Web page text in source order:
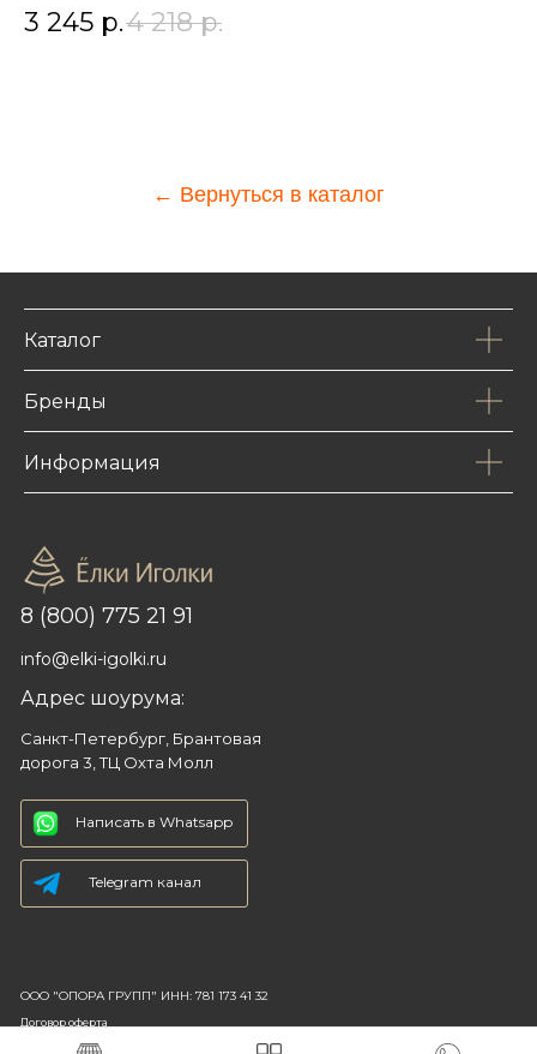
3 245 р.4 218 р.
← Вернуться в каталог
Каталог
Бренды
Информация
Написать в Whatsapp
Telegram канал
8 (800) 775 21 91
info@elki-igolki.ru
Адрес шоурума:
Санкт-Петербург, Брантовая
дорога 3, ТЦ Охта Молл
Договор оферта
Политика конфиденциальности
ООО "ОПОРА ГРУПП" ИНН: 781 173 41 32